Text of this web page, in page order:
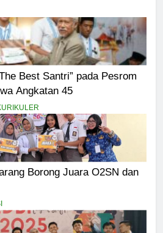
Best Santri” pada Pesrom
Angkatan 45
Borong Juara O2SN dan